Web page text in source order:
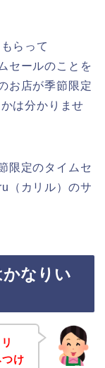
らって
セールのことを
お店が季節限定
は分かりませ
限定のタイムセ
（カリル）のサ
なりい
け